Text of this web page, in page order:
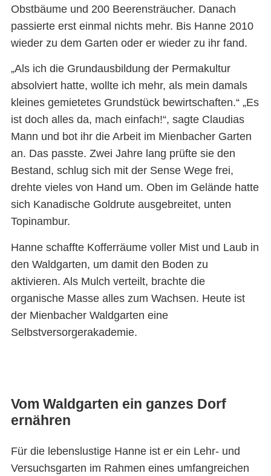
Obstbäume und 200 Beerensträucher. Danach
passierte erst einmal nichts mehr. Bis Hanne 2010
wieder zu dem Garten oder er wieder zu ihr fand.
„Als ich die Grundausbildung der Permakultur
absolviert hatte, wollte ich mehr, als mein damals
kleines gemietetes Grundstück bewirtschaften.“ „Es
ist doch alles da, mach einfach!“, sagte Claudias
Mann und bot ihr die Arbeit im Mienbacher Garten
an. Das passte. Zwei Jahre lang prüfte sie den
Bestand, schlug sich mit der Sense Wege frei,
drehte vieles von Hand um. Oben im Gelände hatte
sich Kanadische Goldrute ausgebreitet, unten
Topinambur.
Hanne schaffte Kofferräume voller Mist und Laub in
den Waldgarten, um damit den Boden zu
aktivieren. Als Mulch verteilt, brachte die
organische Masse alles zum Wachsen. Heute ist
der Mienbacher Waldgarten eine
Selbstversorgerakademie.
Vom Waldgarten ein ganzes Dorf
ernähren
Für die lebenslustige Hanne ist er ein Lehr- und
Versuchsgarten im Rahmen eines umfangreichen